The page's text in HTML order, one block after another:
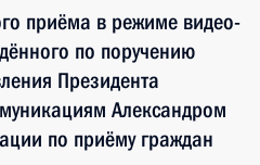
приёма в режиме видео-
по поручению
Президента
Александром
по приёму граждан